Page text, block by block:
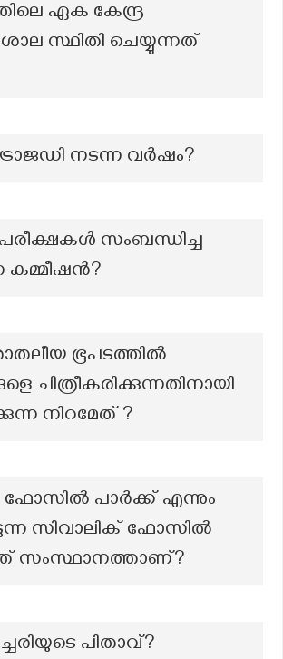
ഏക കേന്ദ്ര
സ്ഥിതി ചെയ്യുന്നത്
നടന്ന വർഷം?
പരീക്ഷകൾ സംബന്ധിച്ച
ഭൂപടത്തിൽ
ചിത്രീകരിക്കുന്നതിനായി
നിറമേത് ?
പാർക്ക് എന്നും
സിവാലിക് ഫോസിൽ
സംസ്ഥാനത്താണ്?
പിതാവ്?